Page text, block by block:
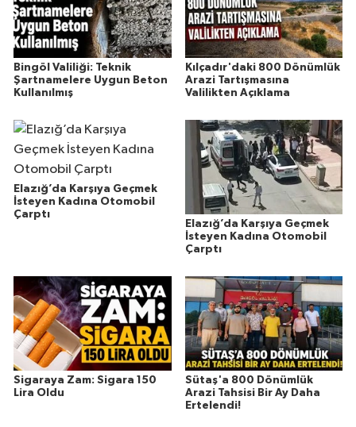
Bingöl Valiliği: Teknik
Şartnamelere Uygun Beton
Kullanılmış
Kılçadır'daki 800 Dönümlük
Arazi Tartışmasına
Valilikten Açıklama
Elazığ’da Karşıya Geçmek
İsteyen Kadına Otomobil
Çarptı
Elazığ’da Karşıya Geçmek
İsteyen Kadına Otomobil
Çarptı
Sigaraya Zam: Sigara 150
Lira Oldu
Sütaş'a 800 Dönümlük
Arazi Tahsisi Bir Ay Daha
Ertelendi!